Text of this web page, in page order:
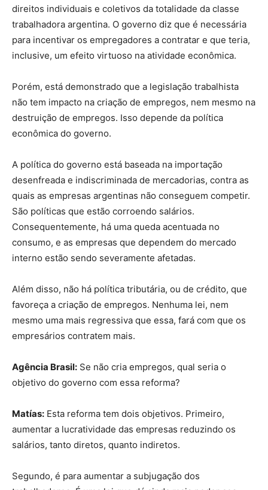
direitos individuais e coletivos da totalidade da classe
trabalhadora argentina. O governo diz que é necessária
para incentivar os empregadores a contratar e que teria,
inclusive, um efeito virtuoso na atividade econômica.
Porém, está demonstrado que a legislação trabalhista
não tem impacto na criação de empregos, nem mesmo na
destruição de empregos. Isso depende da política
econômica do governo.
A política do governo está baseada na importação
desenfreada e indiscriminada de mercadorias, contra as
quais as empresas argentinas não conseguem competir.
São políticas que estão corroendo salários.
Consequentemente, há uma queda acentuada no
consumo, e as empresas que dependem do mercado
interno estão sendo severamente afetadas.
Além disso, não há política tributária, ou de crédito, que
favoreça a criação de empregos. Nenhuma lei, nem
mesmo uma mais regressiva que essa, fará com que os
empresários contratem mais.
Agência Brasil: Se não cria empregos, qual seria o
objetivo do governo com essa reforma?
Matías: Esta reforma tem dois objetivos. Primeiro,
aumentar a lucratividade das empresas reduzindo os
salários, tanto diretos, quanto indiretos.
Segundo, é para aumentar a subjugação dos